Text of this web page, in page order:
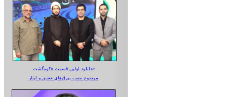
دانلود اولین قسمت «کوه‌گشت»
موضوع:نصب بیرق‌های عشق و ایثار